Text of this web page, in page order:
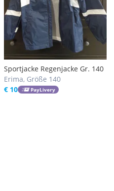
Sportjacke Regenjacke Gr. 140
Erima, Größe 140
€ 10
PayLivery